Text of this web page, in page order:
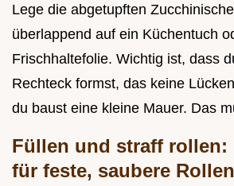
Lege die abgetupften
überlappend auf ein Küchentuch
Frischhaltefolie. Wichtig ist, dass
Rechteck formst, das keine
du baust eine kleine Mauer. Das
Füllen und straff rollen:
für feste, saubere Rollen